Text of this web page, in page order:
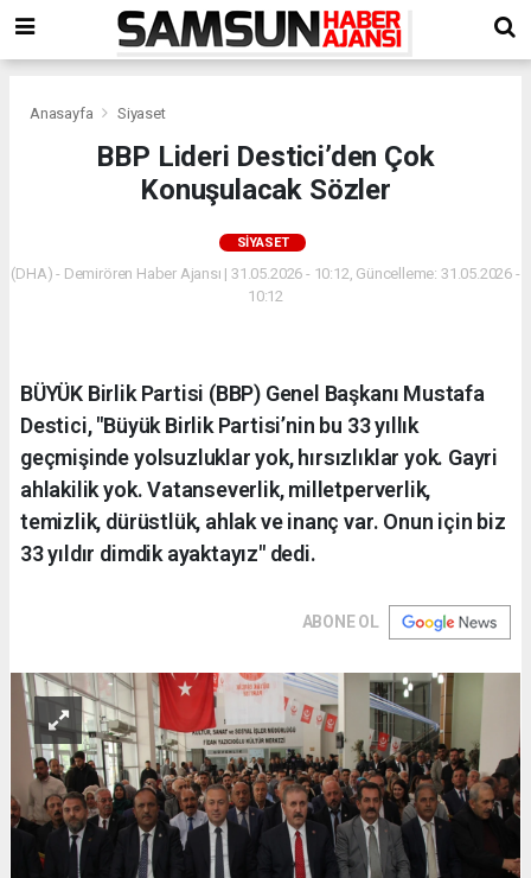
Anasayfa Siyaset
BBP Lideri Destici’den Çok
Konuşulacak Sözler
SIYASET
(DHA) - Demirören Haber Ajansı | 31.05.2026 - 10:12, Güncelleme: 31.05.2026 -
10:12
BÜYÜK Birlik Partisi (BBP) Genel Başkanı Mustafa
Destici, "Büyük Birlik Partisi’nin bu 33 yıllık
geçmişinde yolsuzluklar yok, hırsızlıklar yok. Gayri
ahlakilik yok. Vatanseverlik, milletperverlik,
temizlik, dürüstlük, ahlak ve inanç var. Onun için biz
33 yıldır dimdik ayaktayız" dedi.
ABONE OL